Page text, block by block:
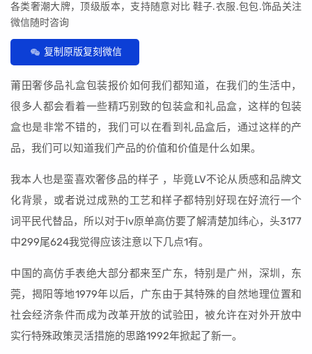
各类奢潮大牌，顶级版本，支持随意对比 鞋子.衣服.包包.饰品关注
微信随时咨询
复制原版复刻微信
莆田奢侈品礼盒包装报价如何我们都知道，在我们的生活中，
很多人都会看着一些精巧别致的包装盒和礼品盒，这样的包装
盒也是非常不错的，我们可以在看到礼品盒后，通过这样的产
品，我们可以知道我们产品的价值和价值是什么如果。
我本人也是蛮喜欢奢侈品的样子 ，毕竟LV不论从质感和品牌文
化背景，或者说过成熟的工艺和样子都特别好现在好流行一个
词平民代替品，所以对于lv原单高仿要了解清楚加纬心，头3177
中299尾624我觉得应该注意以下几点1有。
中国的高仿手表绝大部分都来至广东，特别是广州，深圳，东
莞，揭阳等地1979年以后，广东由于其特殊的自然地理位置和
社会经济条件而成为改革开放的试验田，被允许在对外开放中
实行特殊政策灵活措施的思路1992年掀起了新一。